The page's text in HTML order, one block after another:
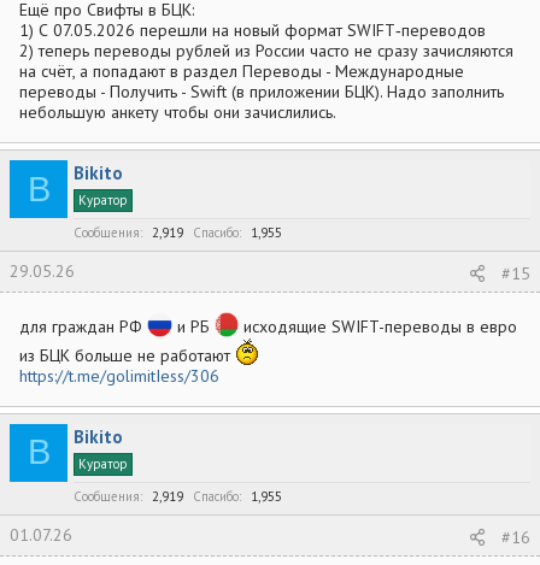
Ещё про Свифты в БЦК:
1) С 07.05.2026 перешли на новый формат SWIFT‑переводов
2) теперь переводы рублей из России часто не сразу зачисляются
на счёт, а попадают в раздел Переводы - Международные
переводы - Получить - Swift (в приложении БЦК). Надо заполнить
небольшую анкету чтобы они зачислились.
B Bikito
Куратор
Сообщения
2,919 Спасибо 1,955
29.05.26 #15
для граждан РФ и РБ
исходящие SWIFT-переводы в евро
из БЦК больше не работают
https://t.me/golimitIess/306
B Bikito
Куратор
Сообщения
2,919 Спасибо 1,955
01.07.26 #16